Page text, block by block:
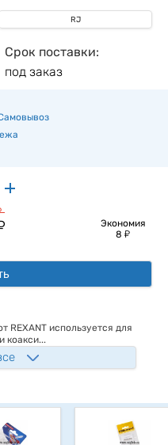
RJ
Срок поставки:
под заказ
Экономия
8у
REXANT используется для
коакси...